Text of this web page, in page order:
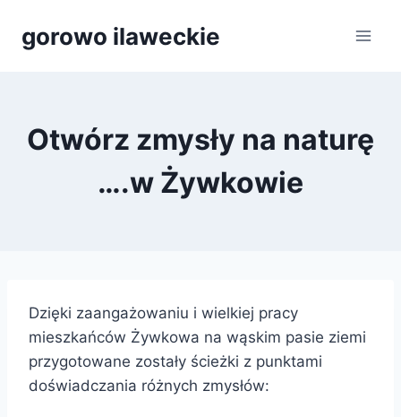
gorowo ilaweckie
Otwórz zmysły na naturę
….w Żywkowie
Dzięki zaangażowaniu i wielkiej pracy
mieszkańców Żywkowa na wąskim pasie ziemi
przygotowane zostały ścieżki z punktami
doświadczania różnych zmysłów: